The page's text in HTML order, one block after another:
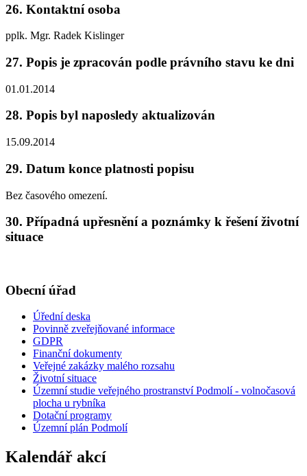
26. Kontaktní osoba
pplk. Mgr. Radek Kislinger
27. Popis je zpracován podle právního stavu ke dni
01.01.2014
28. Popis byl naposledy aktualizován
15.09.2014
29. Datum konce platnosti popisu
Bez časového omezení.
30. Případná upřesnění a poznámky k řešení životní
situace
Obecní úřad
Úřední deska
Povinně zveřejňované informace
GDPR
Finanční dokumenty
Veřejné zakázky malého rozsahu
Životní situace
Územní studie veřejného prostranství Podmolí - volnočasová
plocha u rybníka
Dotační programy
Územní plán Podmolí
Kalendář akcí